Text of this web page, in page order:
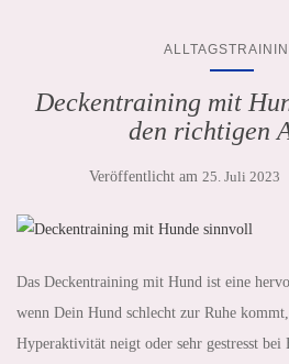
Deckentraining mit
den richtigen
Veröffentlicht am 25. Juli 2023
Das Deckentraining mit Hund ist eine
wenn Dein Hund schlecht zur Ruhe
Hyperaktivität neigt oder sehr gestresst bei